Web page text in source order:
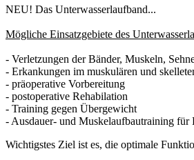
NEU! Das Unterwasserlaufband...
Mögliche Einsatzgebiete des
- Verletzungen der Bänder, Muskeln,
- Erkankungen im muskulären und
- präoperative Vorbereitung
- postoperative Rehabilation
- Training gegen Übergewicht
- Ausdauer- und Muskelaufbautraining für
Wichtigstes Ziel ist es, die optimale